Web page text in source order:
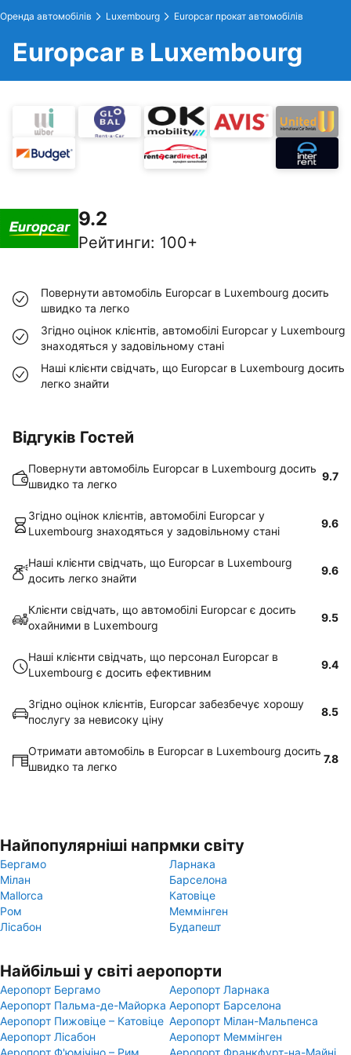
Оренда автомобілів Luxembourg Europcar прокат автомобілів
Europcar в Luxembourg
9.2
Рейтинги: 100+
Повернути автомобіль Europcar в Luxembourg досить
швидко та легко
Згідно оцінок клієнтів, автомобілі Europcar у Luxembourg
знаходяться у задовільному стані
Наші клієнти свідчать, що Europcar в Luxembourg досить
легко знайти
Відгуків Гостей
Повернути автомобіль Europcar в Luxembourg досить
швидко та легко
9.7
Згідно оцінок клієнтів, автомобілі Europcar у
Luxembourg знаходяться у задовільному стані
9.6
Наші клієнти свідчать, що Europcar в Luxembourg
досить легко знайти
9.6
Клієнти свідчать, що автомобілі Europcar є досить
охайними в Luxembourg
9.5
Наші клієнти свідчать, що персонал Europcar в
Luxembourg є досить ефективним
9.4
Згідно оцінок клієнтів, Europcar забезбечує хорошу
послугу за невисоку ціну
8.5
Отримати автомобіль в Europcar в Luxembourg досить
швидко та легко
7.8
Найпопулярніші напрмки світу
Бергамо
Ларнака
Мілан
Барселона
Mallorca
Катовіце
Ром
Меммінген
Лісабон
Будапешт
Найбільші у світі аеропорти
Аеропорт Бергамо
Аеропорт Ларнака
Аеропорт Пальма-де-Майорка Аеропорт Барселона
Аеропорт Пижовіце – Катовіце Аеропорт Мілан-Мальпенса
Аеропорт Лісабон
Аеропорт Меммінген
Аеропорт Ф'юмічіно – Рим
Аеропорт Франкфурт-на-Майні